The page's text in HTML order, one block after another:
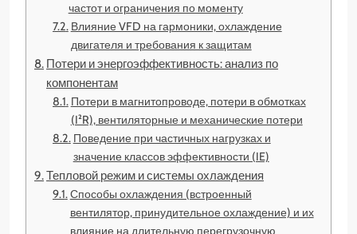
частот и ограничения по моменту
Влияние VFD на гармоники, охлаждение
двигателя и требования к защитам
Потери и энергоэффективность: анализ по
компонентам
Потери в магнитопроводе, потери в обмотках
(I²R), вентиляторные и механические потери
Поведение при частичных нагрузках и
значение классов эффективности (IE)
Тепловой режим и системы охлаждения
Способы охлаждения (встроенный
вентилятор, принудительное охлаждение) и их
влияние на длительную перегрузочную